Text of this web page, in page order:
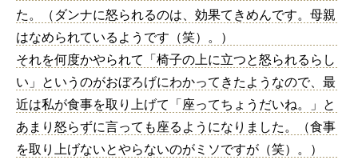
た。（ダンナに怒られるのは、効果てきめんです。母親
はなめられているようです（笑）。）
それを何度かやられて「椅子の上に立つと怒られるらし
い」というのがおぼろげにわかってきたようなので、最
近は私が食事を取り上げて「座ってちょうだいね。」と
あまり怒らずに言っても座るようになりました。（食事
を取り上げないとやらないのがミソですが（笑）。）